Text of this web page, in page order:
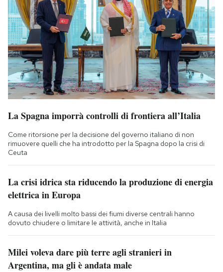
La Spagna imporrà controlli di frontiera all’Italia
Come ritorsione per la decisione del governo italiano di non
rimuovere quelli che ha introdotto per la Spagna dopo la crisi di
Ceuta
La crisi idrica sta riducendo la produzione di energia
elettrica in Europa
A causa dei livelli molto bassi dei fiumi diverse centrali hanno
dovuto chiudere o limitare le attività, anche in Italia
Milei voleva dare più terre agli stranieri in
Argentina, ma gli è andata male